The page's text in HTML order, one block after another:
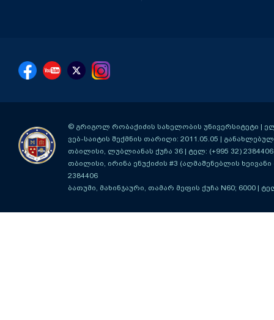
© გრიგოლ რობაქიძის სახელობის უნივერსიტეტი |
ვებ-საიტის შექმნის თარიღი: 2011.05.05 |
თბილისი, ლუბლიანას ქუჩა 36 | ტელ: (+995 32)
თბილისი, ირინა ენუქიძის #3 (აღმაშენებლის ხეივანი
2384406
ბათუმი, მახინჯაური, თამარ მეფის ქუჩა N60; 6000 |